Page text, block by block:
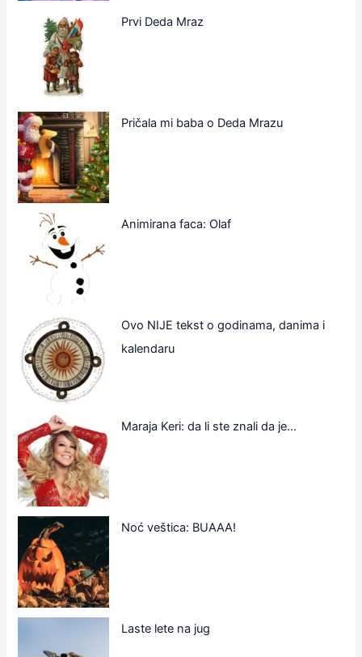
Prvi Deda Mraz
Pričala mi baba o Deda Mrazu
Animirana faca: Olaf
Ovo NIJE tekst o godinama, danima i
kalendaru
Maraja Keri: da li ste znali da je…
Noć veštica: BUAAA!
Laste lete na jug